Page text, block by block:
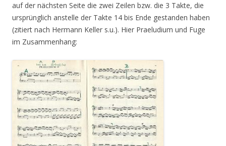
auf der nächsten Seite die zwei Zeilen bzw. die 3 Takte, die
ursprünglich anstelle der Takte 14 bis Ende gestanden haben
(zitiert nach Hermann Keller s.u.). Hier Praeludium und Fuge
im Zusammenhang: